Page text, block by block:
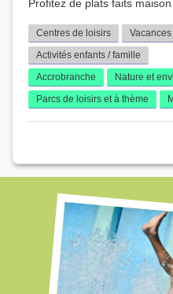
Profitez de plats faits
Centres de loisirs
Activités enfants / famille
Accrobranche
Nature et
Parcs de loisirs et à thème